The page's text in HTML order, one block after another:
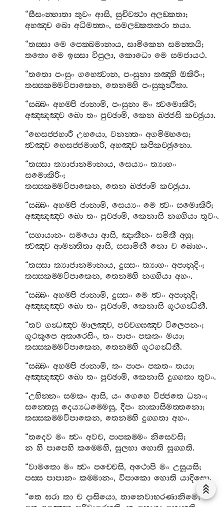
“සීසංන‍්හාතා තුවං ආසි,සුචිවත්‍ථා අලඞ‍්කතා;
අහඤ‍්ච ඛො අධිමත‍්තං,සමලඞ‍්කතතරා තයා.
“තස‍්සා මෙ පෙක‍්ඛමානාය,සාමිකෙන සමන‍්තයි;
තතො මෙ ඉස‍්සා විපුලා,කොධො මෙ සමජායථ.
“තතො පංසුං ගහෙත්‍වාන,පංසුනා තඤ‍්හි ඔකිරිං;
තස‍්සකම‍්මවිපාකෙන,තෙනම‍්හි පංසුකුන්‍ථිතා.
“සබ‍්බං අහම‍්පි ජානාමි,පංසුනා මං ත්‍වමොකිරි;
අඤ‍්ඤඤ‍්ච ඛො තං පුච‍්ඡාමි,කෙන ඛජ‍්ජසි කච‍්ඡුයා.
“භෙසජ‍්ජහාරී උභයො,වනන‍්තං අගමිම‍්හසෙ;
ත්‍වඤ‍්ච භෙසජ‍්ජමාහරි,අහඤ‍්ච කපිකච‍්ඡුනො.
“තස‍්සා ත්‍යාජානමානාය,සෙය්‍යං ත්‍යාහං
සමොකිරිං;
තස‍්සකම‍්මවිපාකෙන,තෙන ඛජ‍්ජාමි කච‍්ඡුයා.
“සබ‍්බං අහම‍්පි ජානාමි,සෙය්‍යං මෙ ත්‍වං සමොකිරි;
අඤ‍්ඤඤ‍්ච ඛො තං පුච‍්ඡාමි,කෙනාසි නග‍්ගියා තුවං.
“සහායානං සමයො ආසි,ඤාතීනං සමිතී අහු;
ත්‍වඤ‍්ච ආමන‍්තිතා ආසි,සසාමිනී නො ච ඛොහං.
“තස‍්සා ත්‍යාජානමානාය,දුස‍්සං ත්‍යාහං අපානුදිං;
තස‍්සකම‍්මවිපාකෙන,තෙනම‍්හි නග‍්ගියා අහං.
“සබ‍්බං අහම‍්පි ජානාමි,දුස‍්සං මෙ ත්‍වං අපානුදි;
අඤ‍්ඤඤ‍්ච ඛො තං පුච‍්ඡාමි,කෙනාසි ගූථගන්‍ධිනී.
“තව ගන්‍ධඤ‍්ච මාලඤ‍්ච,පච‍්චග‍්ඝඤ‍්ච විලෙපනං;
ගූථකූපෙ අතාරෙසිං,තං පාපං පකතං මයා;
තස‍්සකම‍්මවිපාකෙන,තෙනම‍්හි ගූථගන්‍ධිනී.
“සබ‍්බං අහම‍්පි ජානාමි,තං පාපං පකතං තයා;
අඤ‍්ඤඤ‍්ච ඛො තං පුච‍්ඡාමි,කෙනාසි දුග‍්ගතා තුවං.
“උභින‍්නං සමකං ආසි,යං ගෙහෙ විජ‍්ජතෙ ධනං;
සන‍්තෙසු දෙය්‍යධම‍්මෙසු,දීපං නාකාසිමත‍්තනො;
තස‍්සකම‍්මවිපාකෙන,තෙනම‍්හි දුග‍්ගතා අහං.
“තදෙව මං ත්‍වං අවච,පාපකම‍්මං නිසෙවසි;
න හි පාපෙහි කම‍්මෙහි,සුලභා හොති සුග‍්ගති.
“වාමතො මං ත්‍වං පච‍්චෙසි,අථොපි මං උසූයසි;
පස‍්ස පාපානං කම‍්මානං,විපාකො හොති යාදිසො.
“තෙ ඝරා තා ච දාසියො,තානෙවාභරණානිමෙ;